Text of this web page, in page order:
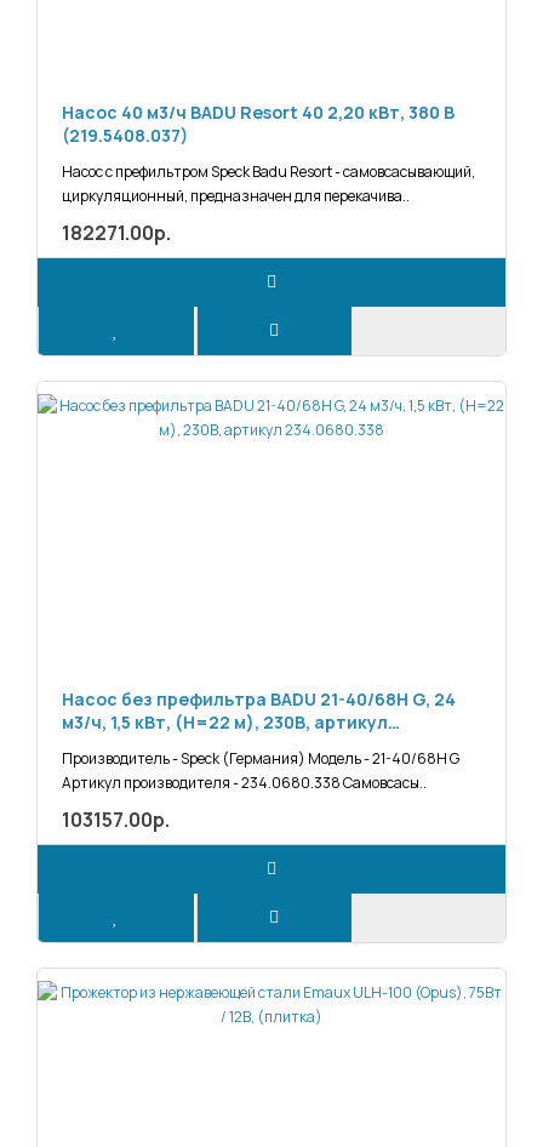
Насос 40 м3/ч BADU Resort 40 2,20 кВт, 380 В
(219.5408.037)
Насос с префильтром Speck Badu Resort - самовсасывающий,
циркуляционный, предназначен для перекачива..
182271.00р.
Насос без префильтра BADU 21-40/68H G, 24
м3/ч, 1,5 кВт, (H=22 м), 230В, артикул
Производитель - Speck (Германия) Модель - 21-40/68H G
Артикул производителя - 234.0680.338 Самовсасы..
103157.00р.